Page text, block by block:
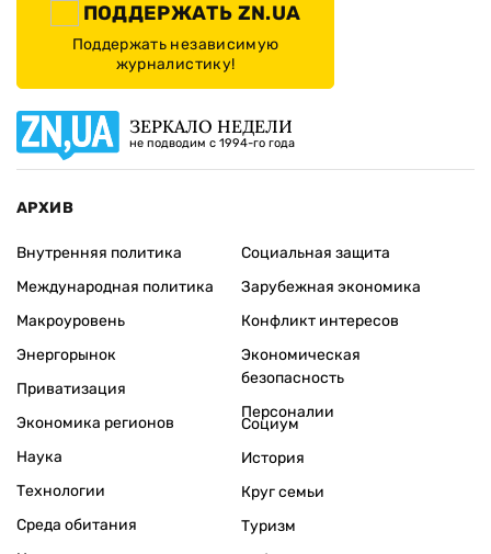
ПОДДЕРЖАТЬ ZN.UA
Поддержать независимую
журналистику!
ЗЕРКАЛО НЕДЕЛИ
не подводим с 1994-го года
АРХИВ
Внутренняя политика
Международная политика
Макроуровень
Энергорынок
Приватизация
Экономика регионов
Социальная защита
Зарубежная экономика
Конфликт интересов
Экономическая
безопасность
Персоналии
Наука
Технологии
Среда обитания
Социум
История
Круг семьи
Туризм